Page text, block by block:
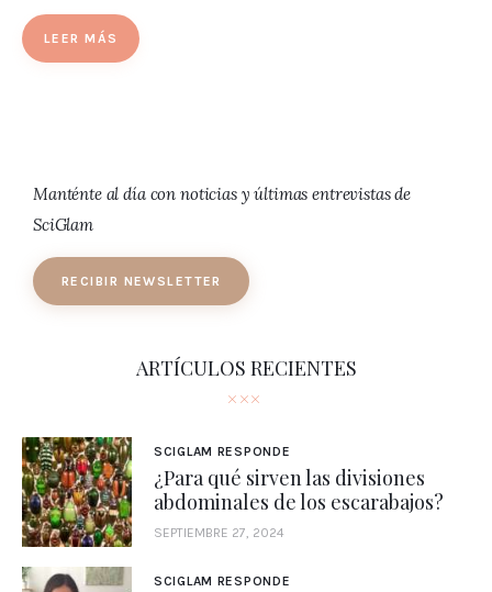
LEER MÁS
Manténte al día con noticias y últimas entrevistas de
SciGlam
RECIBIR NEWSLETTER
ARTÍCULOS RECIENTES
SCIGLAM RESPONDE
¿Para qué sirven las divisiones
abdominales de los escarabajos?
SEPTIEMBRE 27, 2024
SCIGLAM RESPONDE